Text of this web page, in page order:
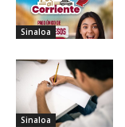
Sinaloa
Sinaloa